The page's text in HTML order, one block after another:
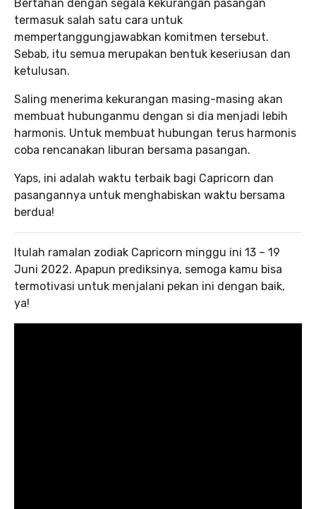
Bertahan dengan segala kekurangan pasangan
termasuk salah satu cara untuk
mempertanggungjawabkan komitmen tersebut.
Sebab, itu semua merupakan bentuk keseriusan dan
ketulusan.
Saling menerima kekurangan masing-masing akan
membuat hubunganmu dengan si dia menjadi lebih
harmonis. Untuk membuat hubungan terus harmonis
coba rencanakan liburan bersama pasangan.
Yaps, ini adalah waktu terbaik bagi Capricorn dan
pasangannya untuk menghabiskan waktu bersama
berdua!
Itulah ramalan zodiak Capricorn minggu ini 13 – 19
Juni 2022. Apapun prediksinya, semoga kamu bisa
termotivasi untuk menjalani pekan ini dengan baik,
ya!